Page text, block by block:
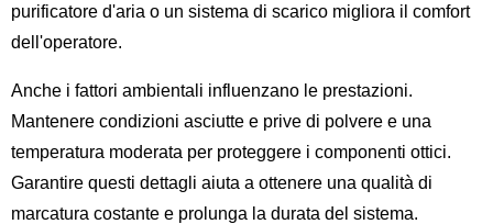
purificatore d'aria o un sistema di scarico migliora il comfort
dell'operatore.
Anche i fattori ambientali influenzano le prestazioni.
Mantenere condizioni asciutte e prive di polvere e una
temperatura moderata per proteggere i componenti ottici.
Garantire questi dettagli aiuta a ottenere una qualità di
marcatura costante e prolunga la durata del sistema.